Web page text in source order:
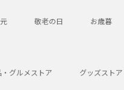
敬老の日 お歳暮
グルメストア グッズストア